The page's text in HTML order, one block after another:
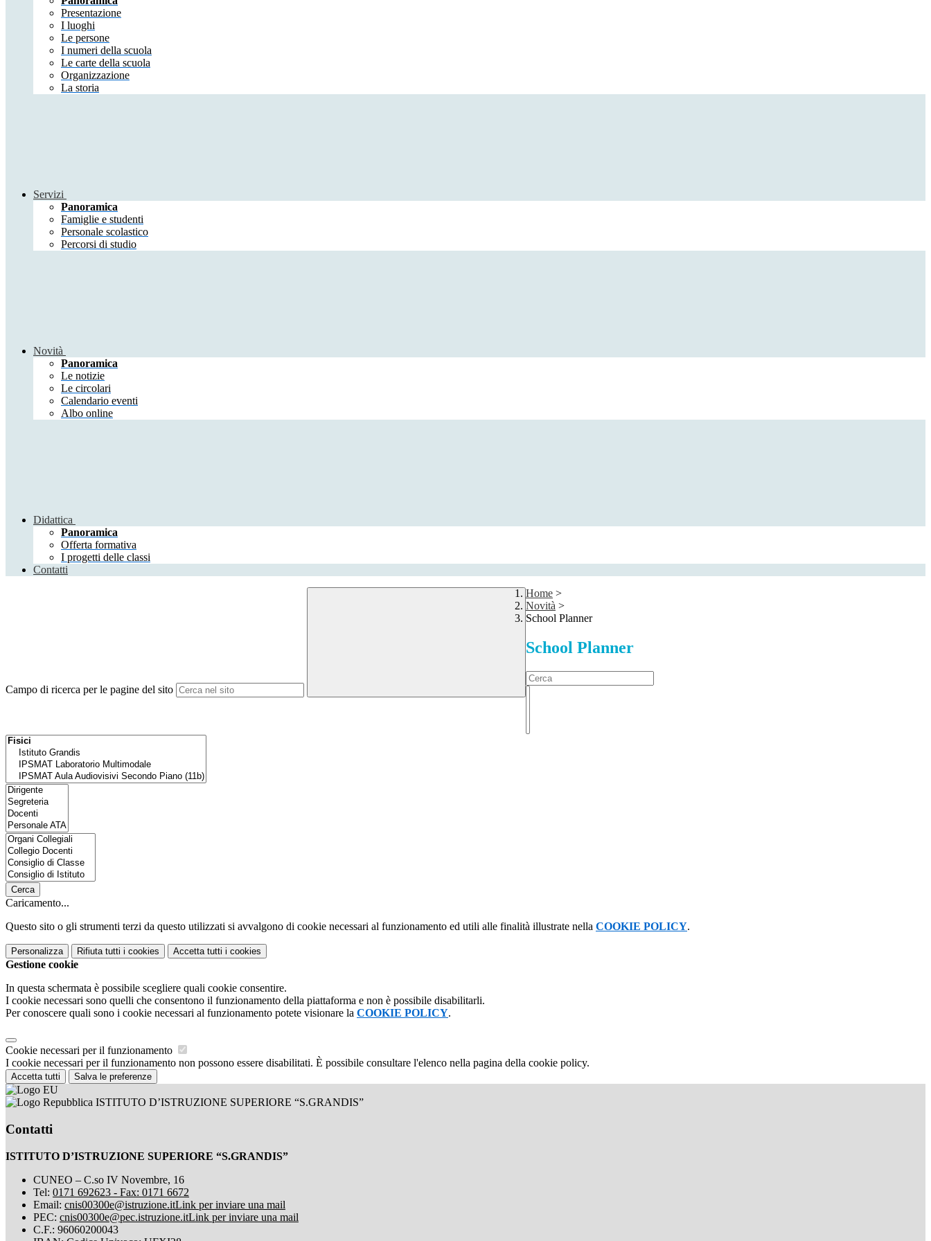
Presentazione
I luoghi
Le persone
I numeri della scuola
Le carte della scuola
Organizzazione
La storia
Servizi
Panoramica
Famiglie e studenti
Personale scolastico
Percorsi di studio
Novità
Panoramica
Le notizie
Le circolari
Calendario eventi
Albo online
Didattica
Panoramica
Offerta formativa
I progetti delle classi
Contatti
Campo di ricerca per le pagine del sito
Home >
Novità >
School Planner
School Planner
Cerca
Caricamento...
Questo sito o gli strumenti terzi da questo utilizzati si avvalgono di cookie necessari al funzionamento ed utili alle finalità illustrate nella COOKIE POLICY.
Personalizza Rifiuta tutti i cookies Accetta tutti i cookies
Gestione cookie
In questa schermata è possibile scegliere quali cookie consentire.
I cookie necessari sono quelli che consentono il funzionamento della piattaforma e non è possibile disabilitarli.
Per conoscere quali sono i cookie necessari al funzionamento potete visionare la COOKIE POLICY.
Cookie necessari per il funzionamento
I cookie necessari per il funzionamento non possono essere disabilitati. È possibile consultare l'elenco nella pagina della cookie policy.
Accetta tutti Salva le preferenze
ISTITUTO D’ISTRUZIONE SUPERIORE “S.GRANDIS”
Contatti
ISTITUTO D’ISTRUZIONE SUPERIORE “S.GRANDIS”
CUNEO – C.so IV Novembre, 16
Tel: 0171 692623 - Fax: 0171 6672
Email: cnis00300e@istruzione.itLink per inviare una mail
PEC: cnis00300e@pec.istruzione.itLink per inviare una mail
C.F.: 96060200043